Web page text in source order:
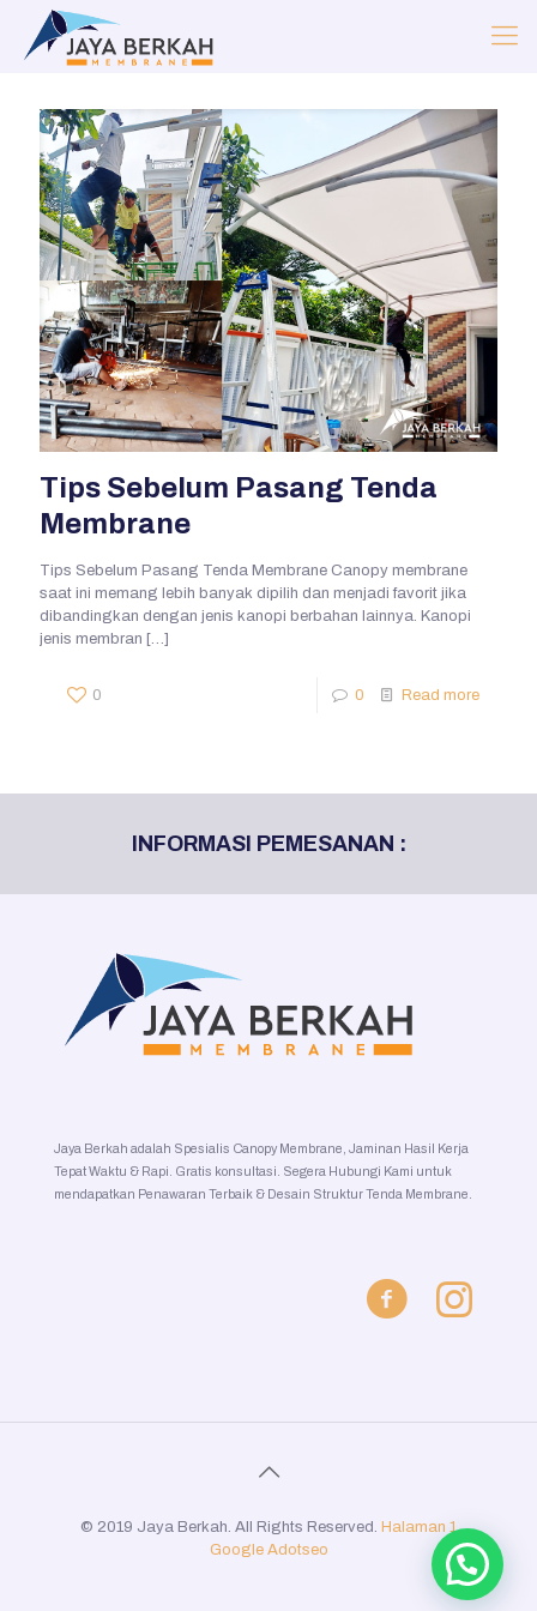
Tips Sebelum Pasang Tenda
Membrane
Tips Sebelum Pasang Tenda Membrane Canopy membrane
saat ini memang lebih banyak dipilih dan menjadi favorit jika
dibandingkan dengan jenis kanopi berbahan lainnya. Kanopi
jenis membran […]
0 0 Read more
INFORMASI PEMESANAN :
Jaya Berkah adalah Spesialis Canopy Membrane, Jaminan Hasil Kerja
Tepat Waktu & Rapi. Gratis konsultasi. Segera Hubungi Kami untuk
mendapatkan Penawaran Terbaik & Desain Struktur Tenda Membrane.
© 2019 Jaya Berkah. All Rights Reserved. Halaman 1
Google Adotseo